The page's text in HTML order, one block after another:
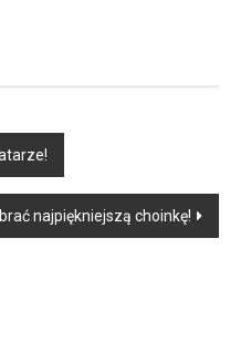
najpiękniejszą choinkę!